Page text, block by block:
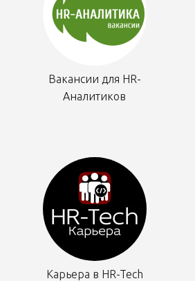
Вакансии для HR-
Аналитиков
Карьера в HR-Tech